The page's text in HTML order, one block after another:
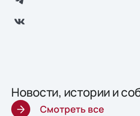
Новости, истории и
Смотреть все